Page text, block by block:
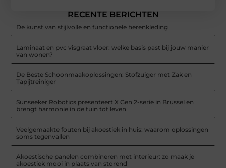
RECENTE BERICHTEN
De kunst van stijlvolle en functionele herenkleding
Laminaat en pvc visgraat vloer: welke basis past bij jouw manier
van wonen?
De Beste Schoonmaakoplossingen: Stofzuiger met Zak en
Tapijtreiniger
Sunseeker Robotics presenteert X Gen 2-serie in Brussel en
brengt harmonie in de tuin tot leven
Veelgemaakte fouten bij akoestiek in huis: waarom oplossingen
soms tegenvallen
Akoestische panelen combineren met interieur: zo maak je
akoestiek mooi in plaats van storend